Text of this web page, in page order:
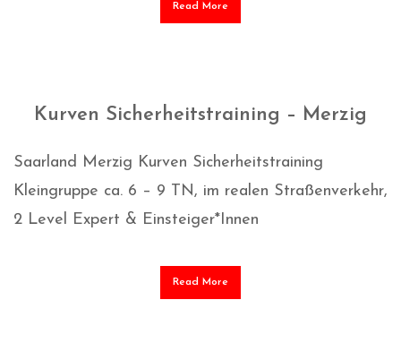
Read More
Kurven Sicherheitstraining – Merzig
Saarland Merzig Kurven Sicherheitstraining
Kleingruppe ca. 6 – 9 TN, im realen Straßenverkehr,
2 Level Expert & Einsteiger*Innen
Read More